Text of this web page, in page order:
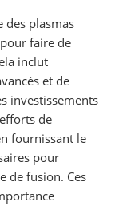
des plasmas
faire de
inclut
et de
investissements
de
fournissant le
pour
de fusion. Ces